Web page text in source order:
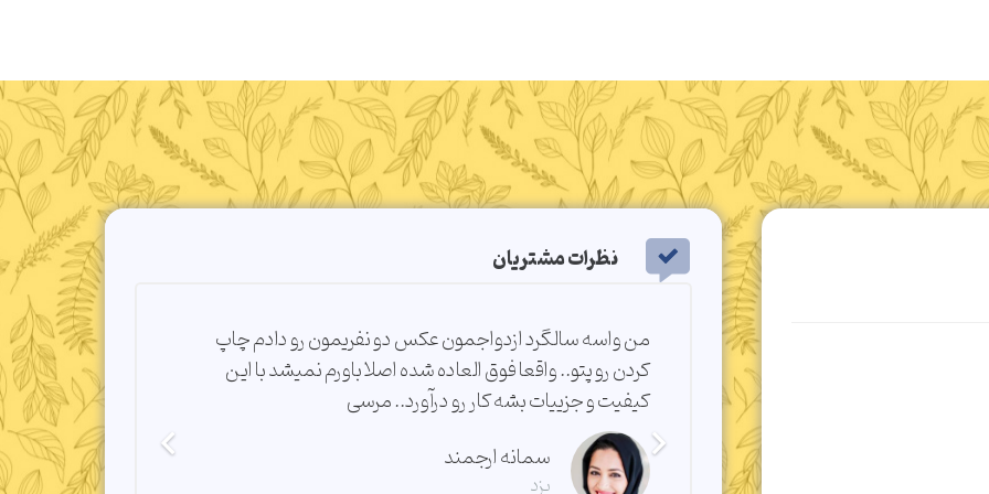
نظرات مشتریان
رسیدم که لیلیان از انجمن
فیزیوتراپی تاییدیه دارن و الان پس 3 سال همچنان از تشک طبی
من واسه سالگرد ازدواجمون عکس دو نفریمون رو دادم چاپ
کردن رو پتو.. واقعا فوق العاده شده اصلا باورم نمیشد با این
کیفیت و جزییات بشه کار رو درآورد.. مرسی
سمانه ارجمند
یزد
چند وقت
آوردن؛ من
سر زدم و
ایرانی دارن